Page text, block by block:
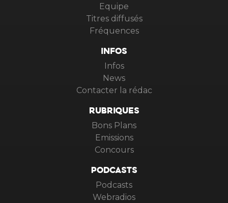
Equipe
Titres diffusés
Fréquences
INFOS
Infos
News
Contacter la rédac
RUBRIQUES
Bons Plans
Emissions
Concours
PODCASTS
Podcasts
Webradios